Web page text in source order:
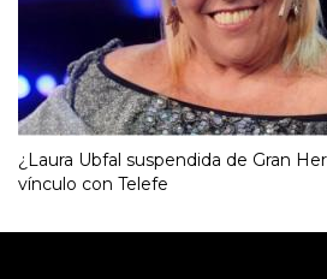
¿Laura Ubfal suspendida de Gran
vínculo con Telefe